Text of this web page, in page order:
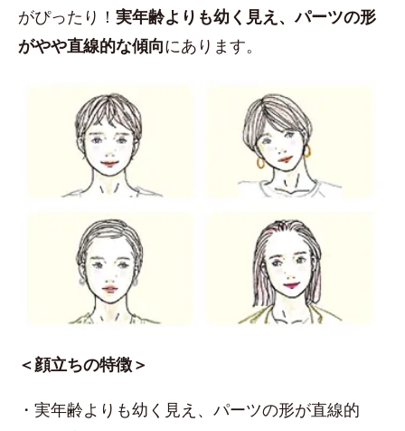
がぴったり！ 実年齢よりも幼く見え、パーツの形
がやや直線的な傾向にあります。
＜顔立ちの特徴＞
・実年齢よりも幼く見え、パーツの形が直線的